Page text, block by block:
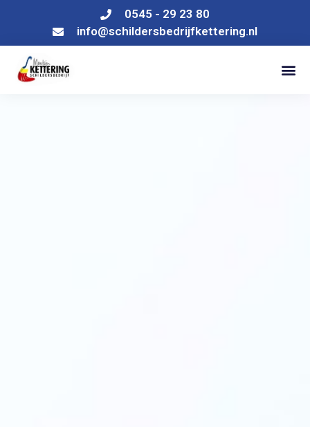
0545 - 29 23 80
info@schildersbedrijfkettering.nl